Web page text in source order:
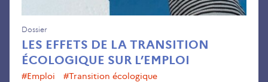
LES EFFETS DE LA TRANSITION
ÉCOLOGIQUE SUR L’EMPLOI
Dossier
#emploi #transition écologique